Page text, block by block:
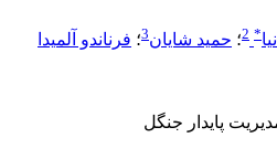
*
2؛ حمید شایان3؛ فرناندو آلمیدا
پایدار جنگل